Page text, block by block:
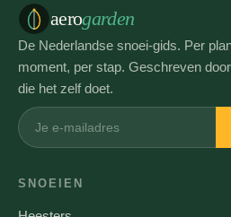
aerogarden
De Nederlandse snoei-gids. Per
moment, per stap. Geschreven
die het zelf doet.
SNOEIEN